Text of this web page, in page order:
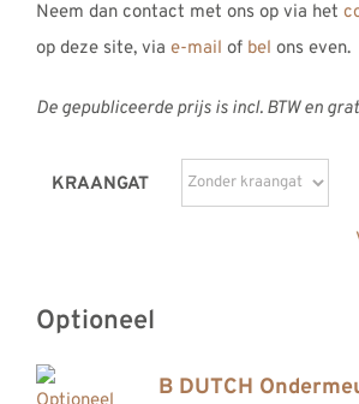
Neem dan contact met ons op via het
op deze site, via e-mail of bel ons even.
De gepubliceerde prijs is incl. BTW en
KRAANGAT
Optioneel
B DUTCH